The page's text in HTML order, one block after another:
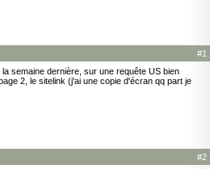
#1
semaine dernière, sur une requête US bien
2, le sitelink (j'ai une copie d'écran qq part je
#2